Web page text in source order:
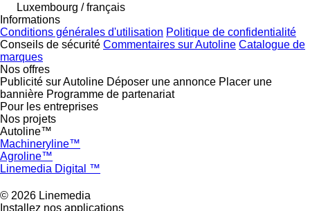
Luxembourg / français
Informations
Conditions générales d'utilisation Politique de confidentialité
Conseils de sécurité Commentaires sur Autoline Catalogue de
marques
Nos offres
Publicité sur Autoline Déposer une annonce Placer une
bannière Programme de partenariat
Pour les entreprises
Nos projets
Autoline™
Machineryline™
Agroline™
Linemedia Digital ™
© 2026 Linemedia
Installez nos applications